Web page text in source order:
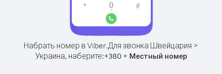
Набрать номер в Viber.Для звонка Швейцария >
Украина, наберите:+380+ Местный номер